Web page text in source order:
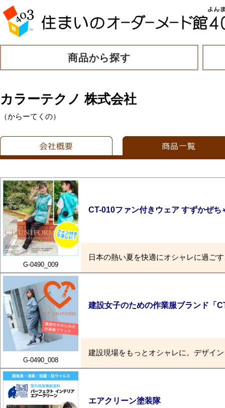
商品から探す
カラーテクノ 株式会社
（からーてくの）
G-0490_009
CT-010ファン付きウェア すずかぜち
日本の熱い夏を快適にオシャレに過ご
G-0490_008
建設女子のための作業服ブランド「
建設現場をもっとオシャレに。デザイ
エアクリーン塗装隊